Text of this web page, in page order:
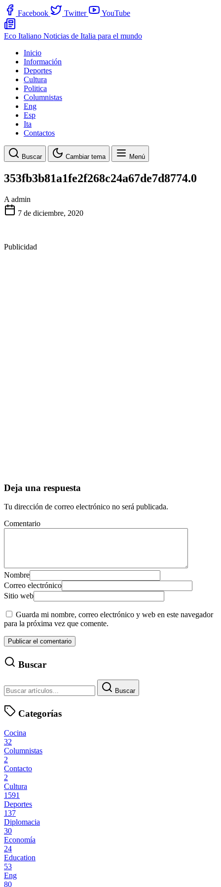
Facebook Twitter YouTube
Eco Italiano Noticias de Italia para el mundo
Inicio
Información
Deportes
Cultura
Politica
Columnistas
Eng
Esp
Ita
Contactos
Buscar Cambiar tema Menú
353fb3b81a1fe2f268c24a67de7d8774.0
A admin
7 de diciembre, 2020
Publicidad
Deja una respuesta
Tu dirección de correo electrónico no será publicada.
Comentario
Nombre
Correo electrónico
Sitio web
Guarda mi nombre, correo electrónico y web en este navegador
para la próxima vez que comente.
Buscar
Buscar
Categorías
Cocina
32
Columnistas
2
Contacto
2
Cultura
1591
Deportes
137
Diplomacia
30
Economía
24
Education
53
Eng
80